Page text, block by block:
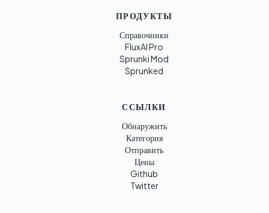
ПРОДУКТЫ
Справочники
FluxAI Pro
Sprunki Mod
Sprunked
ССЫЛКИ
Обнаружить
Категория
Отправить
Цены
Github
Twitter